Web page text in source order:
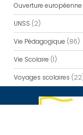
Ouverture
UNSS (2)
Vie Pédagogique (86)
Vie Scolaire (1)
Voyages scolaires